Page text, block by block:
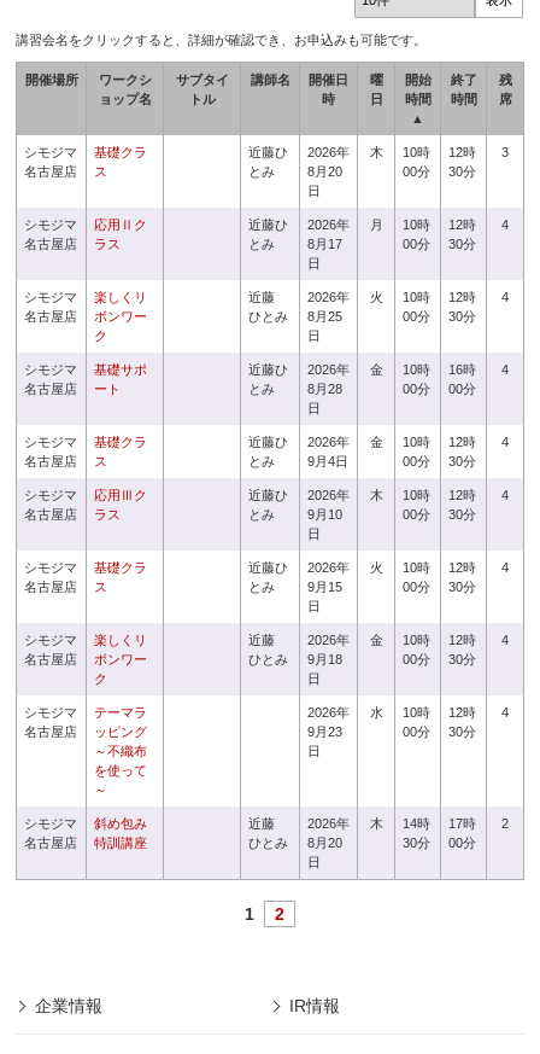
講習会名をクリックすると、詳細が確認でき、お申込みも可能です。
開催場所
ワークシ
ョップ名
サブタイ
トル
講師名
開催日
時
曜
日
開始
時間
▲
終了
時間
残
席
シモジマ
名古屋店
基礎クラ
ス
近藤ひ
とみ
2026年
8月20
日
木
10時
00分
12時
30分
3
シモジマ
名古屋店
応用Ⅱク
ラス
近藤ひ
とみ
2026年
8月17
日
月
10時
00分
12時
30分
4
シモジマ
名古屋店
楽しくリ
ボンワー
ク
近藤
ひとみ
2026年
8月25
日
火
10時
00分
12時
30分
4
シモジマ
名古屋店
基礎サポ
ート
近藤ひ
とみ
2026年
8月28
日
金
10時
00分
16時
00分
4
シモジマ
名古屋店
基礎クラ
ス
近藤ひ
とみ
2026年
9月4日
金
10時
00分
12時
30分
4
シモジマ
名古屋店
応用Ⅲク
ラス
近藤ひ
とみ
2026年
9月10
日
木
10時
00分
12時
30分
4
シモジマ
名古屋店
基礎クラ
ス
近藤ひ
とみ
2026年
9月15
日
火
10時
00分
12時
30分
4
シモジマ
名古屋店
楽しくリ
ボンワー
ク
近藤
ひとみ
2026年
9月18
日
金
10時
00分
12時
30分
4
シモジマ
名古屋店
テーマラ
ッピング
～不織布
を使って
～
2026年
9月23
日
水
10時
00分
12時
30分
4
シモジマ
名古屋店
斜め包み
特訓講座
近藤
ひとみ
2026年
8月20
日
木
14時
30分
17時
00分
2
1 2
企業情報 IR情報